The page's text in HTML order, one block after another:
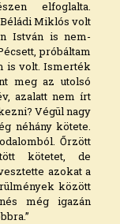
elfoglalta.
Miklós volt
István is nem-
próbáltam
is volt. Ismerték
meg az utolsó
azalatt nem írt
Végül nagy
néhány kötete.
Őrzött
kötetet, de
azokat a
között
még igazán